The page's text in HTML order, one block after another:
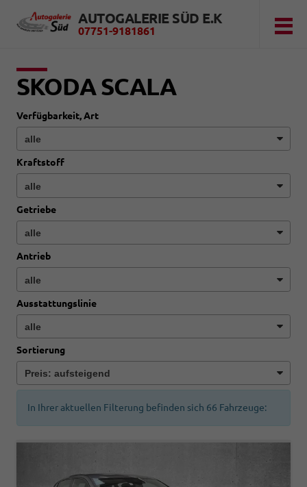
AUTOGALERIE SÜD E.K
07751-9181861
SKODA SCALA
Verfügbarkeit, Art
Kraftstoff
Getriebe
Antrieb
Ausstattungslinie
Sortierung
In Ihrer aktuellen Filterung befinden sich 66 Fahrzeuge: